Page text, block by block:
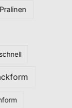
Pralinen
schnell